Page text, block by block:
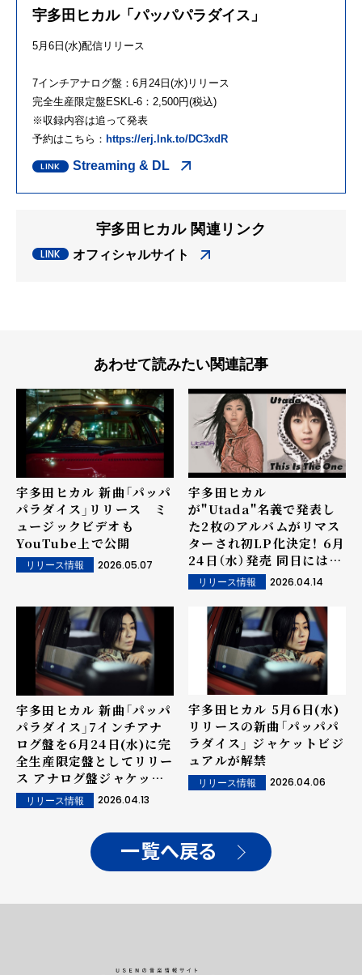
宇多田ヒカル「パッパパラダイス」
5月6日(水)配信リリース
7インチアナログ盤：6月24日(水)リリース
完全生産限定盤ESKL-6：2,500円(税込)
※収録内容は追って発表
予約はこちら： https://erj.lnk.to/DC3xdR
Streaming & DL
宇多田ヒカル 関連リンク
オフィシャルサイト
あわせて読みたい関連記事
宇多田ヒカル 新曲「パッパ
パラダイス」リリース ミ
ュージックビデオも
YouTube上で公開
リリース情報 2026.05.07
宇多田ヒカル
が"Utada"名義で発表し
た2枚のアルバムがリマス
ターされ初LP化決定！ 6月
24日（水）発売 同日には宇
多田ヒカルとしての新曲
「パッパパラダイス」7イン
チアナログ盤を完全生産限
定盤としてリリース
リリース情報 2026.04.14
宇多田ヒカル 新曲「パッパ
パラダイス」7インチアナ
ログ盤を6月24日(水)に完
全生産限定盤としてリリー
ス アナログ盤ジャケット
写真も公開
リリース情報 2026.04.13
宇多田ヒカル 5月6日(水)
リリースの新曲「パッパパ
ラダイス」 ジャケットビジ
ュアルが解禁
リリース情報 2026.04.06
一覧へ戻る